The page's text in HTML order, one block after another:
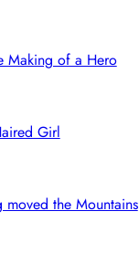
Making of a Hero
Girl
moved the Mountains